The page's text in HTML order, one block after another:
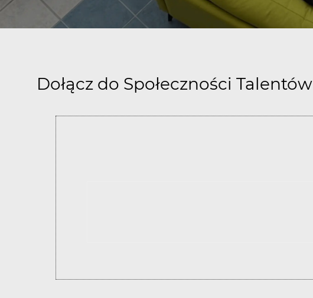
Dołącz do Społeczności Talentów